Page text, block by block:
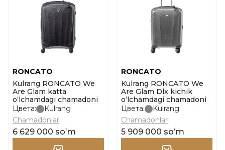
RONCATO
Kulrang RONCATO We
Are Glam katta
o‘lchamdagi chamadoni
Цвета:
Kulrang
Chamadonlar
6 629 000 soʻm
RONCATO
Kulrang RONCATO We
Are Glam Dlx kichik
o‘lchamdagi chamadoni
Цвета:
Kulrang
Chamadonlar
5 909 000 soʻm